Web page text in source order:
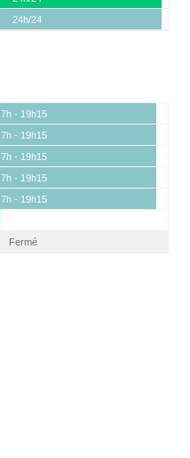
24h/24
7h - 19h15
7h - 19h15
7h - 19h15
7h - 19h15
7h - 19h15
Fermé